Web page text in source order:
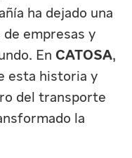
ha dejado una
empresas y
En CATOSA,
esta historia y
del transporte
la